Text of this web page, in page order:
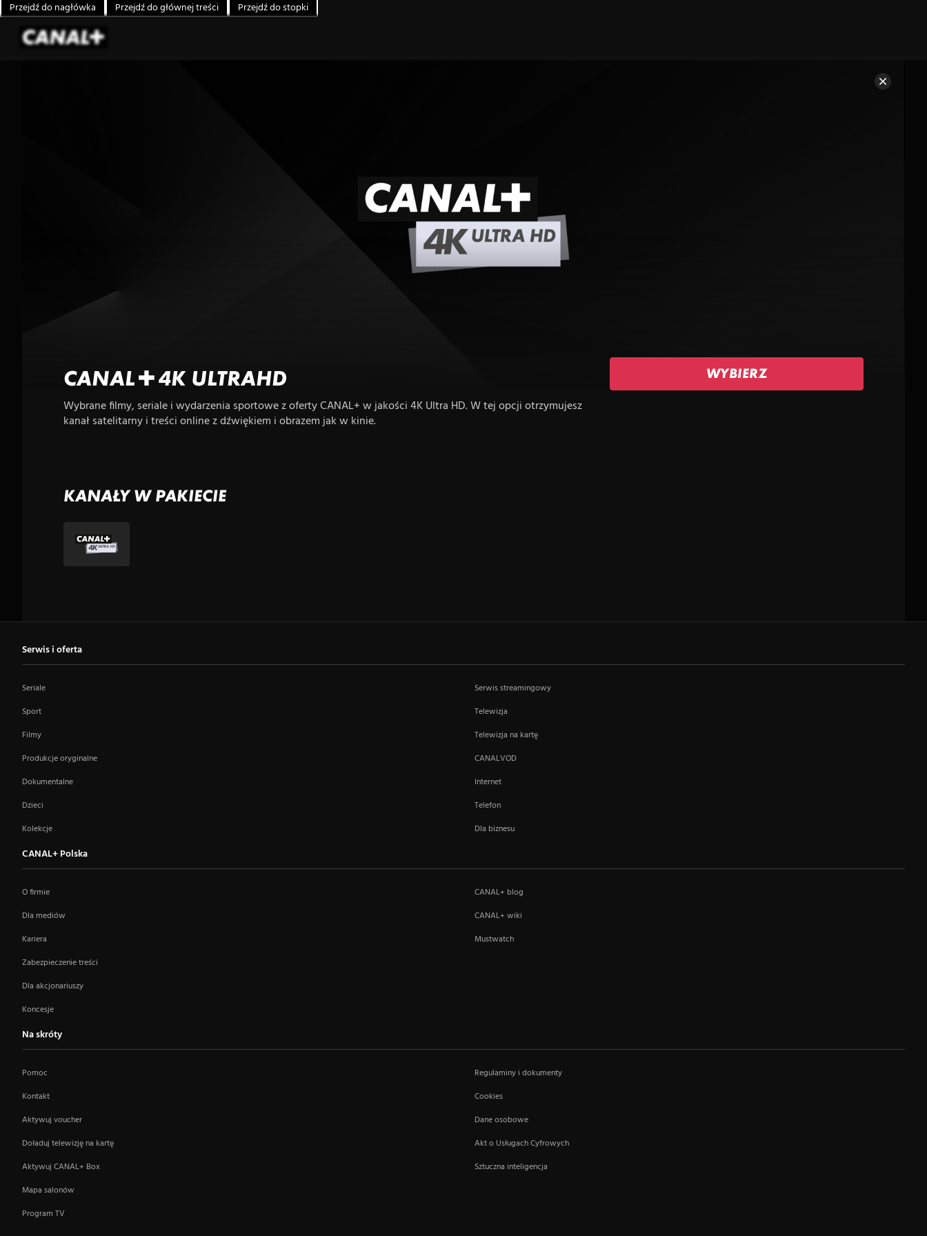
Przejdź do nagłówka Przejdź do głównej treści Przejdź do stopki
CANAL+4K ULTRAHD
Wybrane filmy, seriale i wydarzenia sportowe z oferty CANAL+ w jakości 4K Ultra HD. W tej opcji otrzymujesz
kanał satelitarny i treści online z dźwiękiem i obrazem jak w kinie.
WYBIERZ
KANAŁY W PAKIECIE
Serwis i oferta
Seriale
Sport
Filmy
Produkcje oryginalne
Dokumentalne
Dzieci
Kolekcje
Serwis streamingowy
Telewizja
Telewizja na kartę
CANALVOD
Internet
Telefon
Dla biznesu
CANAL+ Polska
O firmie
Dla mediów
Kariera
Zabezpieczenie treści
Dla akcjonariuszy
Koncesje
CANAL+ blog
CANAL+ wiki
Mustwatch
Na skróty
Pomoc
Kontakt
Aktywuj voucher
Doładuj telewizję na kartę
Aktywuj CANAL+ Box
Mapa salonów
Program TV
Regulaminy i dokumenty
Cookies
Dane osobowe
Akt o Usługach Cyfrowych
Sztuczna inteligencja